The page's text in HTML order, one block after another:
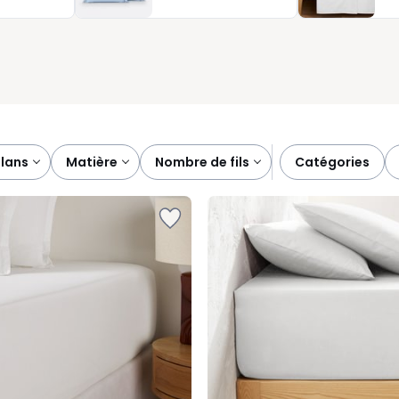
conseillons de l’associer à des taies et à une housse de
matière nombre de fils catégories